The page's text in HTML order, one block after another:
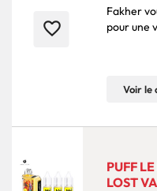
favorite_border
Fakher
pour une
Voir le
PUFF
LOST